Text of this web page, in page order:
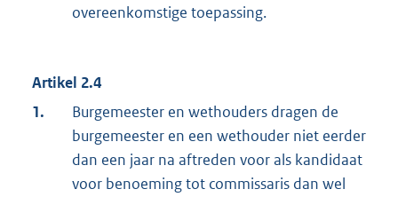
overeenkomstige toepassing.
Artikel 2.4
1.
Burgemeester en wethouders dragen de
burgemeester en een wethouder niet eerder
dan een jaar na aftreden voor als kandidaat
voor benoeming tot commissaris dan wel